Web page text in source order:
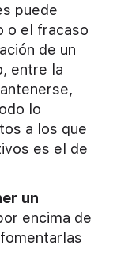
puede
o el fracaso
de un
entre la
lo
a los que
es el de
un
encima de